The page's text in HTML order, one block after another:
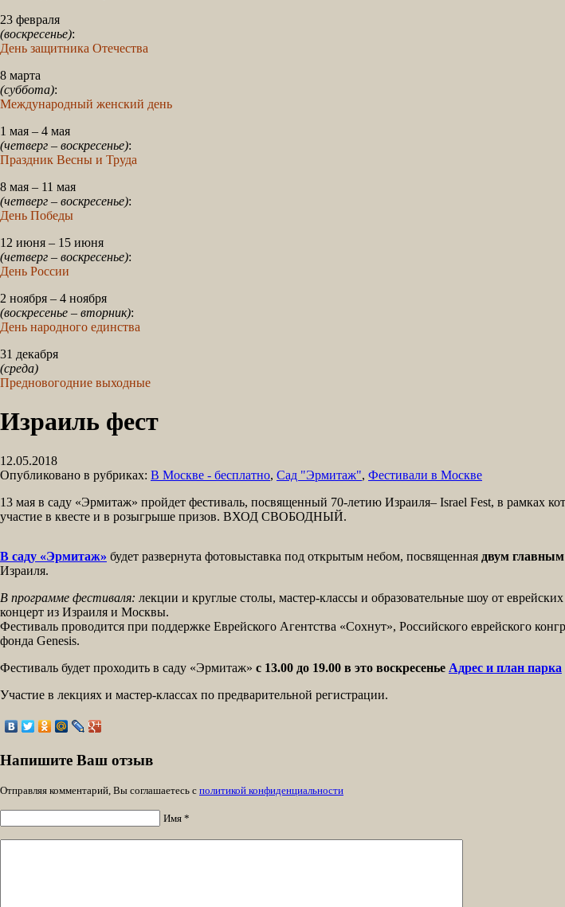
23 февраля
(воскресенье):
День защитника Отечества
8 марта
(суббота):
Международный женский день
1 мая – 4 мая
(четверг – воскресенье):
Праздник Весны и Труда
8 мая – 11 мая
(четверг – воскресенье):
День Победы
12 июня – 15 июня
(четверг – воскресенье):
День России
2 ноября – 4 ноября
(воскресенье – вторник):
День народного единства
31 декабря
(среда)
Предновогодние выходные
Израиль фест
12.05.2018
Опубликовано в рубриках: В Москве - бесплатно, Сад "Эрмитаж", Фестивали в Москве
13 мая в саду «Эрмитаж» пройдет фестиваль, посвященный 70-летию Израиля– Israel Fest, в рамках
участие в квесте и в розыгрыше призов. ВХОД СВОБОДНЫЙ.
В саду «Эрмитаж» будет развернута фотовыставка под открытым небом, посвященная двум
Израиля.
В программе фестиваля: лекции и круглые столы, мастер-классы и образовательные шоу от
концерт из Израиля и Москвы.
Фестиваль проводится при поддержке Еврейского Агентства «Сохнут», Российского еврейского
фонда Genesis.
Фестиваль будет проходить в саду «Эрмитаж» с 13.00 до 19.00 в это воскресенье Адрес и план парка
Участие в лекциях и мастер-классах по предварительной регистрации.
Напишите Ваш отзыв
Отправляя комментарий, Вы соглашаетесь с политикой конфиденциальности
Имя *